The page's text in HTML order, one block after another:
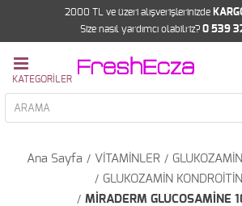
2000 TL ve üzeri alışverişlerinizde
Size nasıl yardımcı olabilriz? 0 539
Ana Sayfa VİTAMİNLER
GLUKOZAMİN
MİRADERM GLUCOSAMİNE